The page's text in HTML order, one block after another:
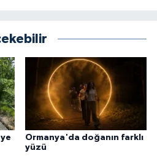
Ormanya'da doğanın farklı
yüzü